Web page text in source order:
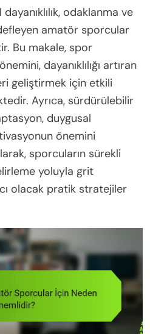
odaklanma ve
amatör sporcular
Bu makale, spor
dayanıklılığı artıran
geliştirmek için etkili
Ayrıca, sürdürülebilir
duygusal
önemini
sporcuların sürekli
yoluyla grit
olacak pratik stratejiler